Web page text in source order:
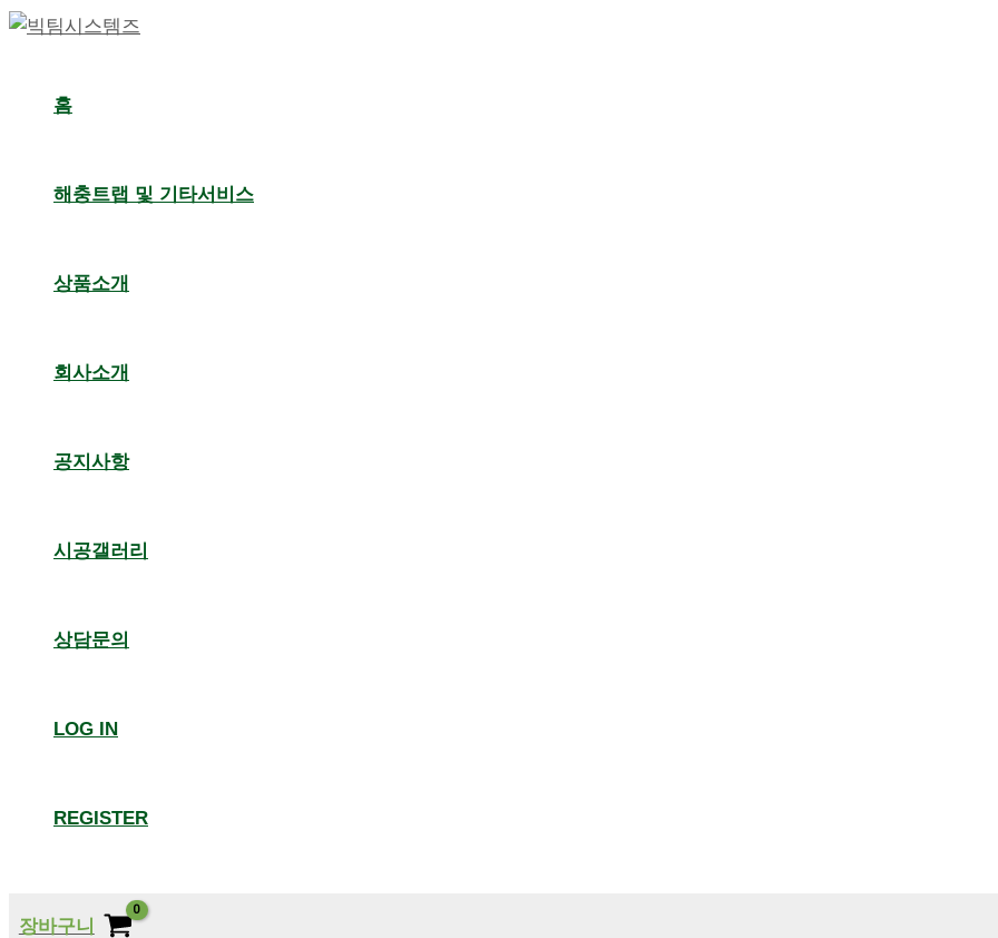
콘
홈
해충트랩 및 기타서비스
상품소개
회사소개
공지사항
시공갤러리
상담문의
LOG IN
REGISTER
장바구니
포